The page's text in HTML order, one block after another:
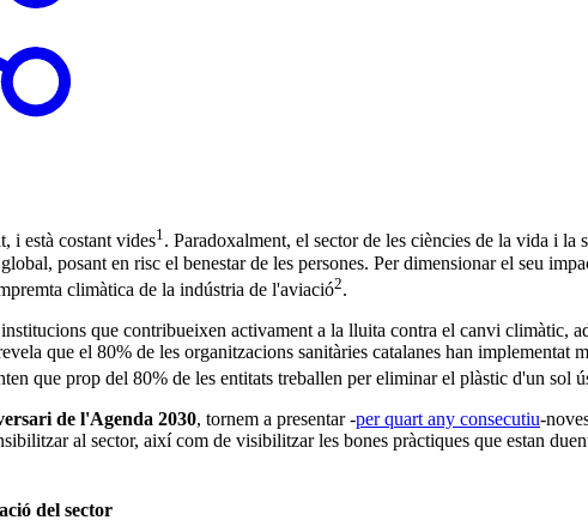
i està costant vides1. Paradoxalment, el sector de les ciències de la vida i
posant en risc el benestar de les persones. Per dimensionar el seu
climàtica de la indústria de l'aviació2.
que contribueixen activament a la lluita contra el canvi climàtic,
que el 80% de les organitzacions sanitàries catalanes han
que prop del 80% de les entitats treballen per eliminar el plàstic d'un sol
de l'Agenda 2030, tornem a presentar -per quart any consecutiu-
al sector, així com de visibilitzar les bones pràctiques que estan
del sector